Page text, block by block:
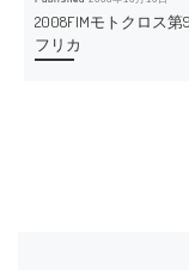
2008FIMモトクロス第
フリカ